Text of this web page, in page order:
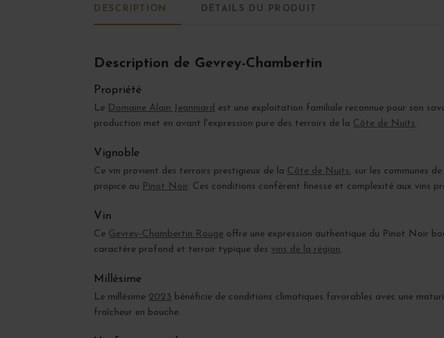
DESCRIPTION DÉTAILS DU PRODUIT
Description de Gevrey-Chambertin
Propriété
Le Domaine Alain Jeanniard est une exploitation familiale reconnue pour son
production met en avant l'expression pure des terroirs de la Côte de Nuits.
Vignoble
Ce vin provient des terroirs prestigieux de la Côte de Nuits, sur les communes
propice au Pinot Noir. Ces conditions confèrent finesse et complexité aux vins
Vin
Ce Gevrey-Chambertin Rouge offre une expression authentique du Pinot Noir
caractère profond et terroir typique des vins de la région.
Millésime
Le millésime 2023 bénéficie de conditions climatiques favorables avec une
fraîcheur en bouche.